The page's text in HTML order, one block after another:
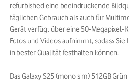
refurbished eine beeindruckende
täglichen Gebrauch als auch für
Gerät verfügt über eine 50-Megapixel-
Fotos und Videos aufnimmt, sodass
in bester Qualität festhalten können.
Das Galaxy S25 (mono sim) 512GB